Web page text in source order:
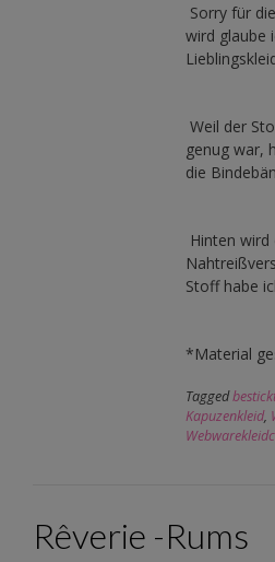
Sorry für
wird glaube
Weil der
genug war,
die
Hinten
Stoff habe
*Material
Tagged
Kapuzenkleid,
Rêverie -Rums